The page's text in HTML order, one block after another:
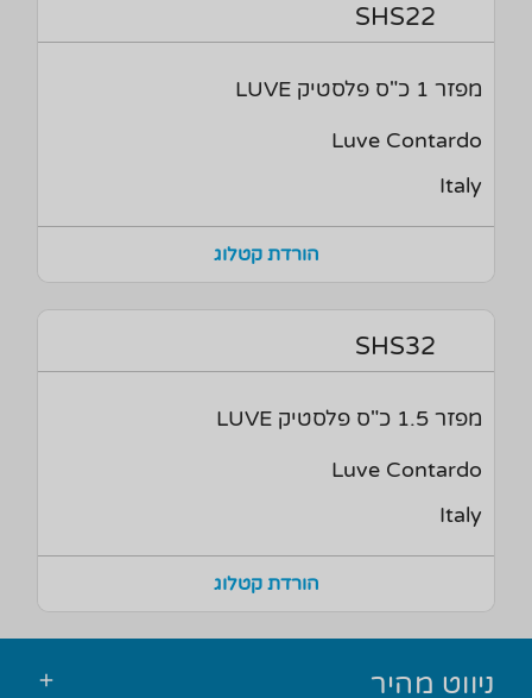
SHS22
מפזר 1 כ"ס פלסטיק LUVE
Luve Contardo
Italy
הורדת קטלוג
SHS32
מפזר 1.5 כ"ס פלסטיק LUVE
Luve Contardo
Italy
הורדת קטלוג
ניווט מהיר